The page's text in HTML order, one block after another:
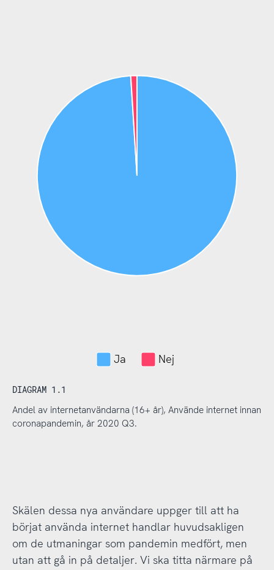
Ja Nej
DIAGRAM 1.1
Andel av internetanvändarna (16+ år), Använde internet innan
coronapandemin, år 2020 Q3.
Skälen dessa nya användare uppger till att ha
börjat använda internet handlar huvudsakligen
om de utmaningar som pandemin medfört, men
utan att gå in på detaljer. Vi ska titta närmare på